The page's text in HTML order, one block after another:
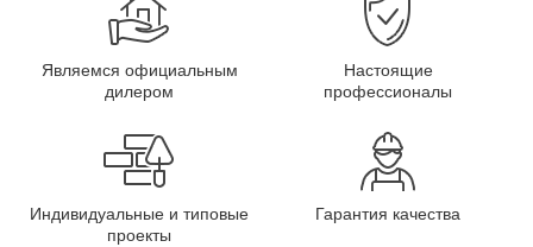
Являемся официальным
дилером
Настоящие
профессионалы
Индивидуальные и типовые
проекты
Гарантия качества